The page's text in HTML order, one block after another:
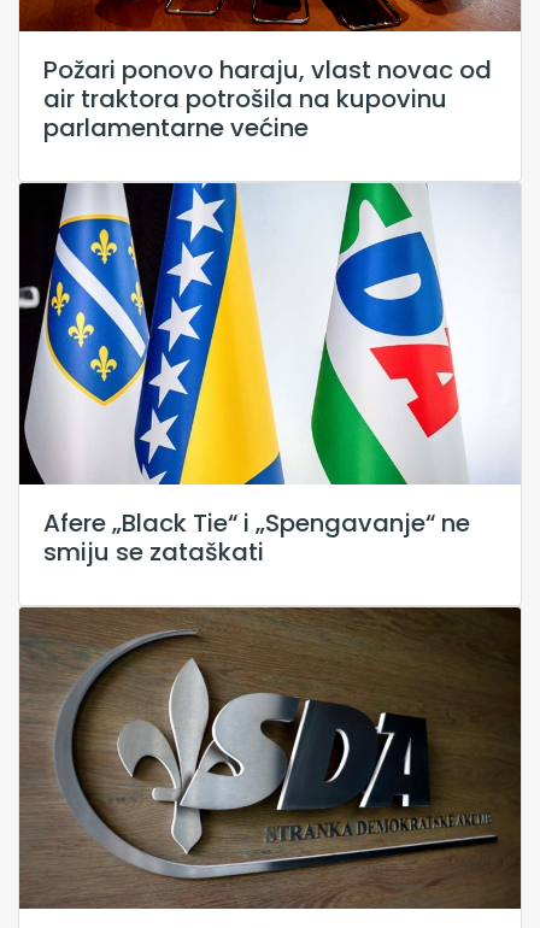
Požari ponovo haraju, vlast novac od
air traktora potrošila na kupovinu
parlamentarne većine
Afere „Black Tie“ i „Spengavanje“ ne
smiju se zataškati